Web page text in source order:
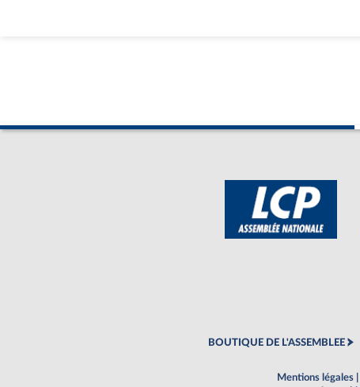
BOUTIQUE DE L'ASSEMBLEE
Mentions légales